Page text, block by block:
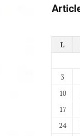
L
3
10
17
24